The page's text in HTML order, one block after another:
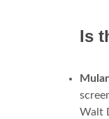
Is
Walt